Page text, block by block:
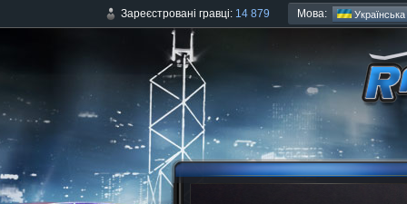
Зареєстровані гравці: 14 879 Мова: Українська